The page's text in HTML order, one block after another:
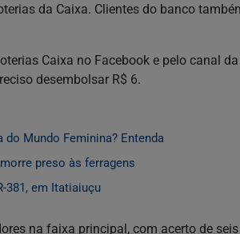
da Caixa. Clientes do banco
Caixa no Facebook e pelo canal
desembolsar R$ 6.
Mundo Feminina? Entenda
preso às ferragens
381, em Itatiaiuçu
na faixa principal, com acerto de seis